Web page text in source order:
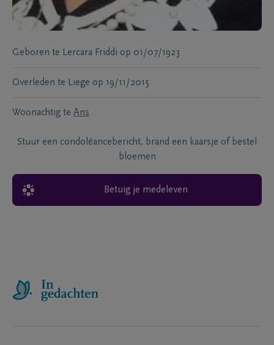
Geboren te Lercara Friddi op 01/07/1923
Overleden te Liege op 19/11/2015
Woonachtig te Ans
Stuur een condoléancebericht, brand een kaarsje of bestel
bloemen
Betuig je medeleven